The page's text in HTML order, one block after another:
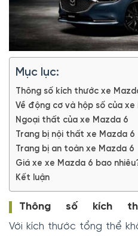
Mục lục:
Thông số kích thước xe
Về động cơ và hộp số của xe
Ngoại thất của xe Mazda 6
Trang bị nội thất xe Mazda 6
Trang bị an toàn xe Mazda 6
Giá xe xe Mazda 6 bao
Kết luận
Thông số kích
Với kích thước tổng thể